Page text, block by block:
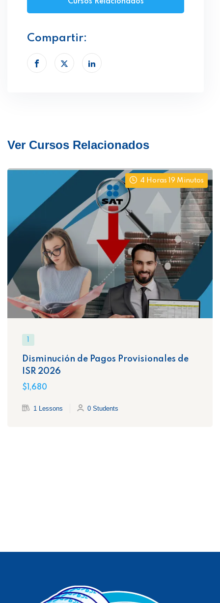
Compartir:
Ver Cursos Relacionados
4 Horas 19 Minutos
Disminución de Pagos Provisionales de
ISR 2026
$1,680
1 Lessons 0 Students